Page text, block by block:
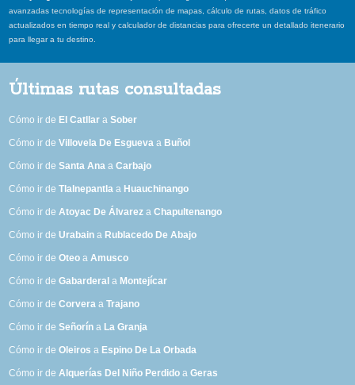
avanzadas tecnologías de representación de mapas, cálculo de rutas, datos de tráfico
actualizados en tiempo real y calculador de distancias para ofrecerte un detallado itenerario
para llegar a tu destino.
Últimas rutas consultadas
Cómo ir de El Catllar aSober
Cómo ir deVillovela De Esgueva a Buñol
Cómo ir deSanta Ana aCarbajo
Cómo ir deTlalnepantla a Huauchinango
Cómo ir deAtoyac De Álvarez aChapultenango
Cómo ir deUrabain a Rublacedo De Abajo
Cómo ir deOteo aAmusco
Cómo ir deGabarderal a Montejícar
Cómo ir deCorvera aTrajano
Cómo ir deSeñorín a La Granja
Cómo ir deOleiros a Espino De La Orbada
Cómo ir deAlquerías Del Niño Perdido aGeras